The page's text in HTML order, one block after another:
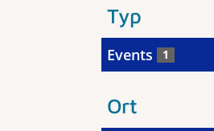
Typ
Events 1
Ort